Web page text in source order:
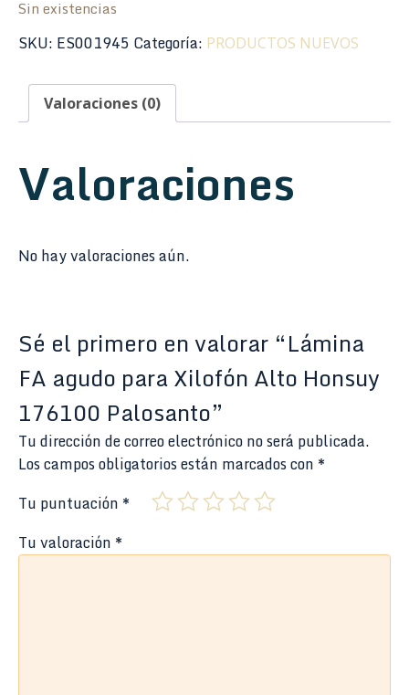
Sin existencias
SKU: ES001945 Categoría: PRODUCTOS NUEVOS
Valoraciones (0)
Valoraciones
No hay valoraciones aún.
Sé el primero en valorar “Lámina
FA agudo para Xilofón Alto Honsuy
176100 Palosanto”
Tu dirección de correo electrónico no será publicada.
Los campos obligatorios están marcados con *
Tu puntuación *
Tu valoración *